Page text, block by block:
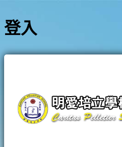
登入